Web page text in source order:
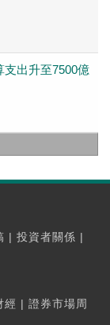
支出升至7500億
| 投資者關係 |
經 | 證券市場周